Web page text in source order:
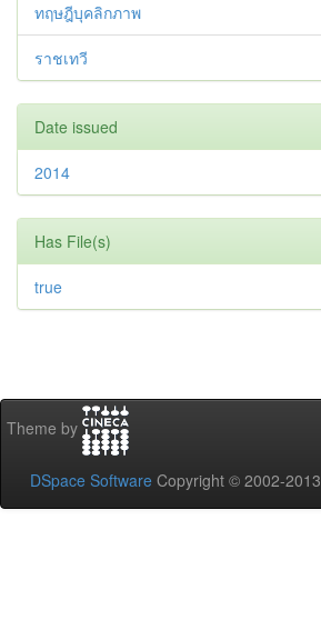
ทฤษฎีบุคลิกภาพ
ราชเทวี
Date issued
2014
Has File(s)
true
Theme by
DSpace Software Copyright © 2002-2013